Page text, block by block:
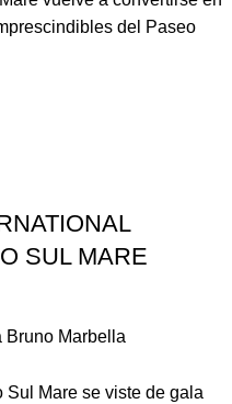
del Paseo
SUL MARE
Bruno Marbella
Sul Mare se viste de gala